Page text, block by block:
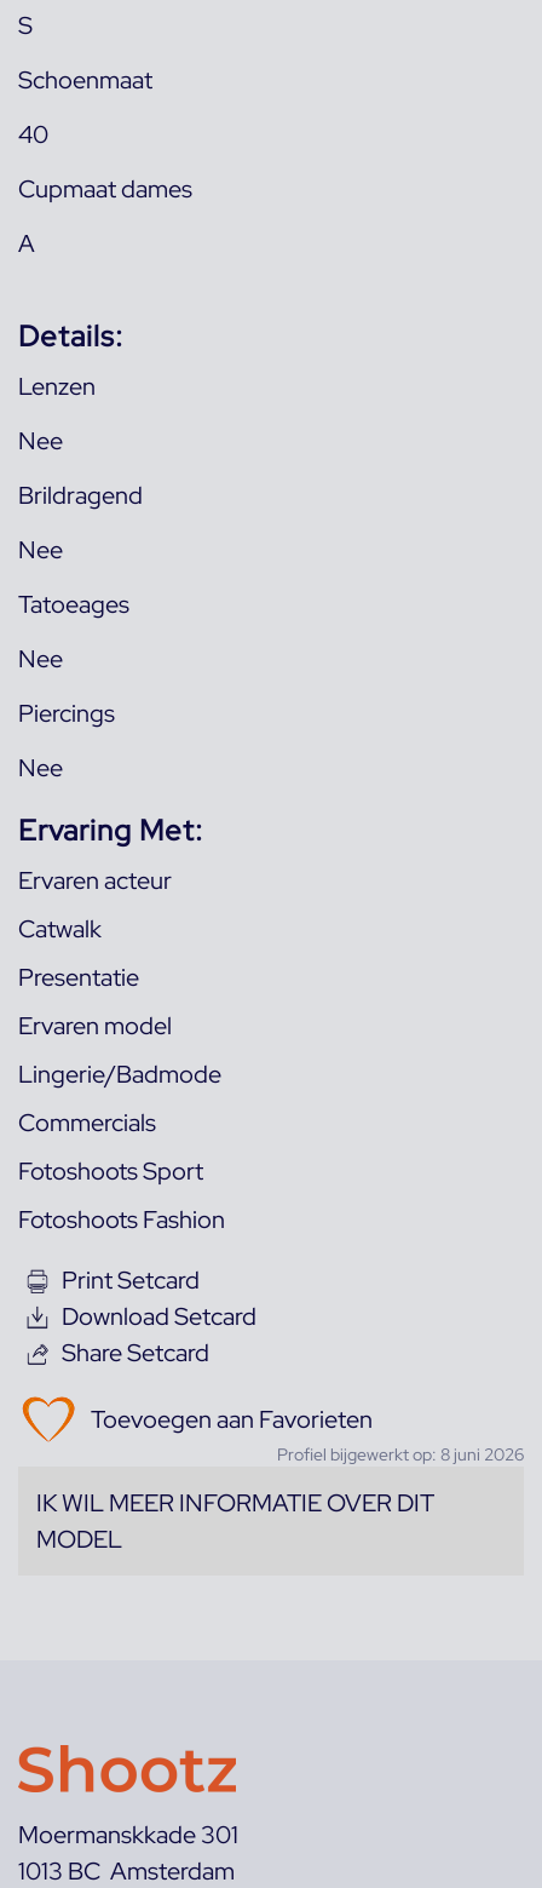
S
Schoenmaat
40
Cupmaat dames
A
Details:
Lenzen
Nee
Brildragend
Nee
Tatoeages
Nee
Piercings
Nee
Ervaring Met:
Ervaren acteur
Catwalk
Presentatie
Ervaren model
Lingerie/Badmode
Commercials
Fotoshoots Sport
Fotoshoots Fashion
Print Setcard
Download Setcard
Share Setcard
Toevoegen aan Favorieten
Profiel bijgewerkt op: 8 juni 2026
IK WIL MEER INFORMATIE OVER DIT
MODEL
Moermanskkade 301
1013 BC Amsterdam